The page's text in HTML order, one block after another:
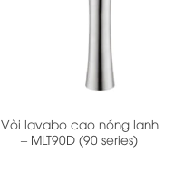
Vòi lavabo cao nóng lạnh
– MLT90D (90 series)